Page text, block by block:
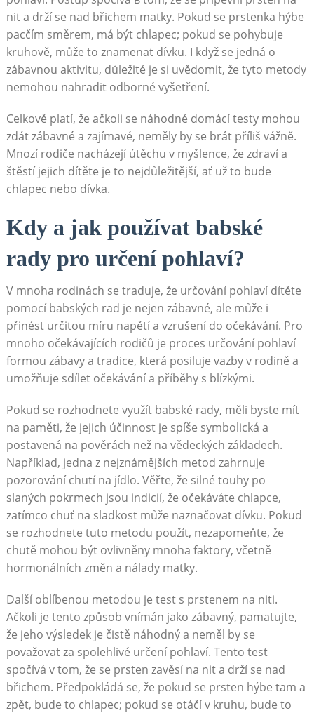
nit a drží se nad břichem matky. Pokud se prstenka hýbe
pacčím směrem, má být chlapec; pokud se pohybuje
kruhově, může to znamenat dívku. I když se jedná o
zábavnou aktivitu, důležité je si uvědomit, že tyto metody
nemohou nahradit odborné vyšetření.
Celkově platí, že ačkoli se náhodné domácí testy mohou
zdát zábavné a zajímavé, neměly by se brát příliš vážně.
Mnozí rodiče nacházejí útěchu v myšlence, že zdraví a
štěstí jejich dítěte je to nejdůležitější, ať už to bude
chlapec nebo dívka.
Kdy a jak používat babské
rady pro určení pohlaví?
V mnoha rodinách se traduje, že určování pohlaví dítěte
pomocí babských rad je nejen zábavné, ale může i
přinést určitou míru napětí a vzrušení do očekávání. Pro
mnoho očekávajících rodičů je proces určování pohlaví
formou zábavy a tradice, která posiluje vazby v rodině a
umožňuje sdílet očekávání a příběhy s blízkými.
Pokud se rozhodnete využít babské rady, měli byste mít
na paměti, že jejich účinnost je spíše symbolická a
postavená na pověrách než na vědeckých základech.
Například, jedna z nejznámějších metod zahrnuje
pozorování chutí na jídlo. Věřte, že silné touhy po
slaných pokrmech jsou indicií, že očekáváte chlapce,
zatímco chuť na sladkost může naznačovat dívku. Pokud
se rozhodnete tuto metodu použít, nezapomeňte, že
chutě mohou být ovlivněny mnoha faktory, včetně
hormonálních změn a nálady matky.
Další oblíbenou metodou je test s prstenem na niti.
Ačkoli je tento způsob vnímán jako zábavný, pamatujte,
že jeho výsledek je čistě náhodný a neměl by se
považovat za spolehlivé určení pohlaví. Tento test
spočívá v tom, že se prsten zavěsí na nit a drží se nad
břichem. Předpokládá se, že pokud se prsten hýbe tam a
zpět, bude to chlapec; pokud se otáčí v kruhu, bude to